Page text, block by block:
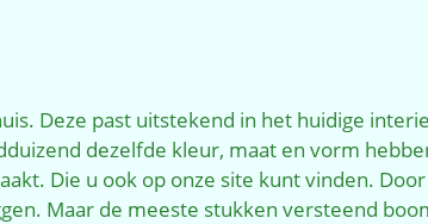
Deze past uitstekend in het huidige
dezelfde kleur, maat en vorm
Die u ook op onze site kunt vinden.
Maar de meeste stukken versteend